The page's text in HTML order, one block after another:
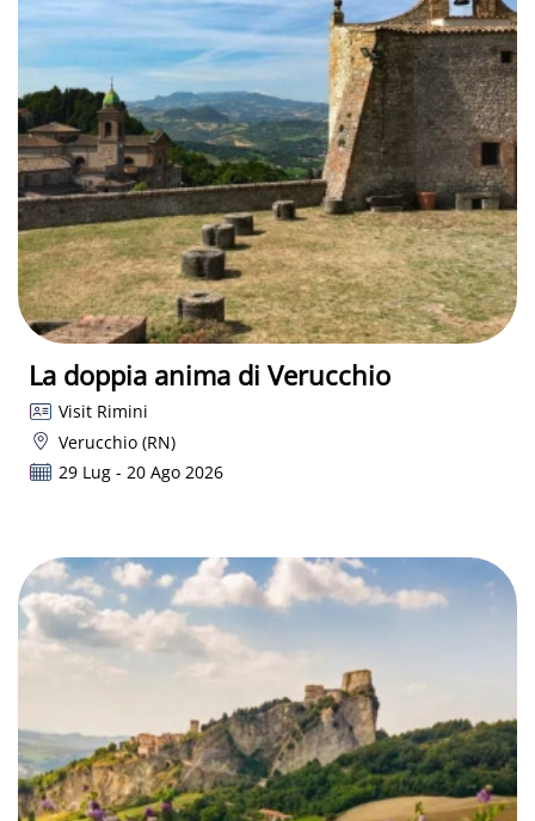
La doppia anima di Verucchio
Visit Rimini
Verucchio (RN)
29 Lug - 20 Ago 2026